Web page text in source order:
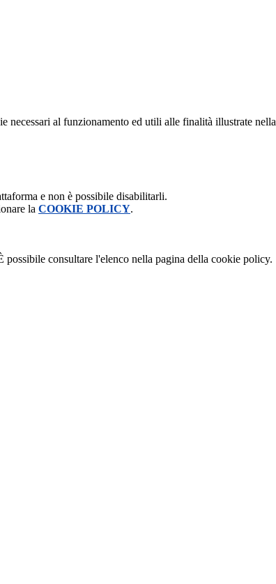
necessari al funzionamento ed utili alle finalità illustrate nella
e non è possibile disabilitarli.
la COOKIE POLICY.
consultare l'elenco nella pagina della cookie policy.